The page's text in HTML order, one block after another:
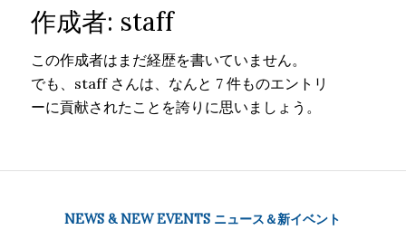
作成者: staff
この作成者はまだ経歴を書いていません。
でも、 staffさんは、なんと 7 件ものエントリ
ーに貢献されたことを誇りに思いましょう。
NEWS & NEW EVENTS ニュース＆新イベント